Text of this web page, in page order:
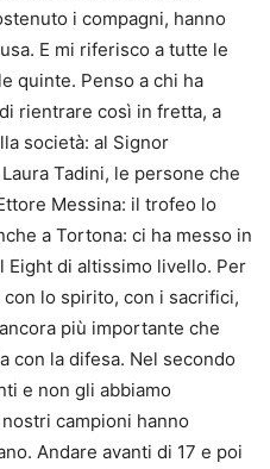
i compagni, hanno
E mi riferisco a tutte le
quinte. Penso a chi ha
rientrare così in fretta, a
società: al Signor
Tadini, le persone che
Messina: il trofeo lo
a Tortona: ci ha messo in
Eight di altissimo livello. Per
lo spirito, con i sacrifici,
più importante che
con la difesa. Nel secondo
e non gli abbiamo
campioni hanno
Andare avanti di 17 e poi